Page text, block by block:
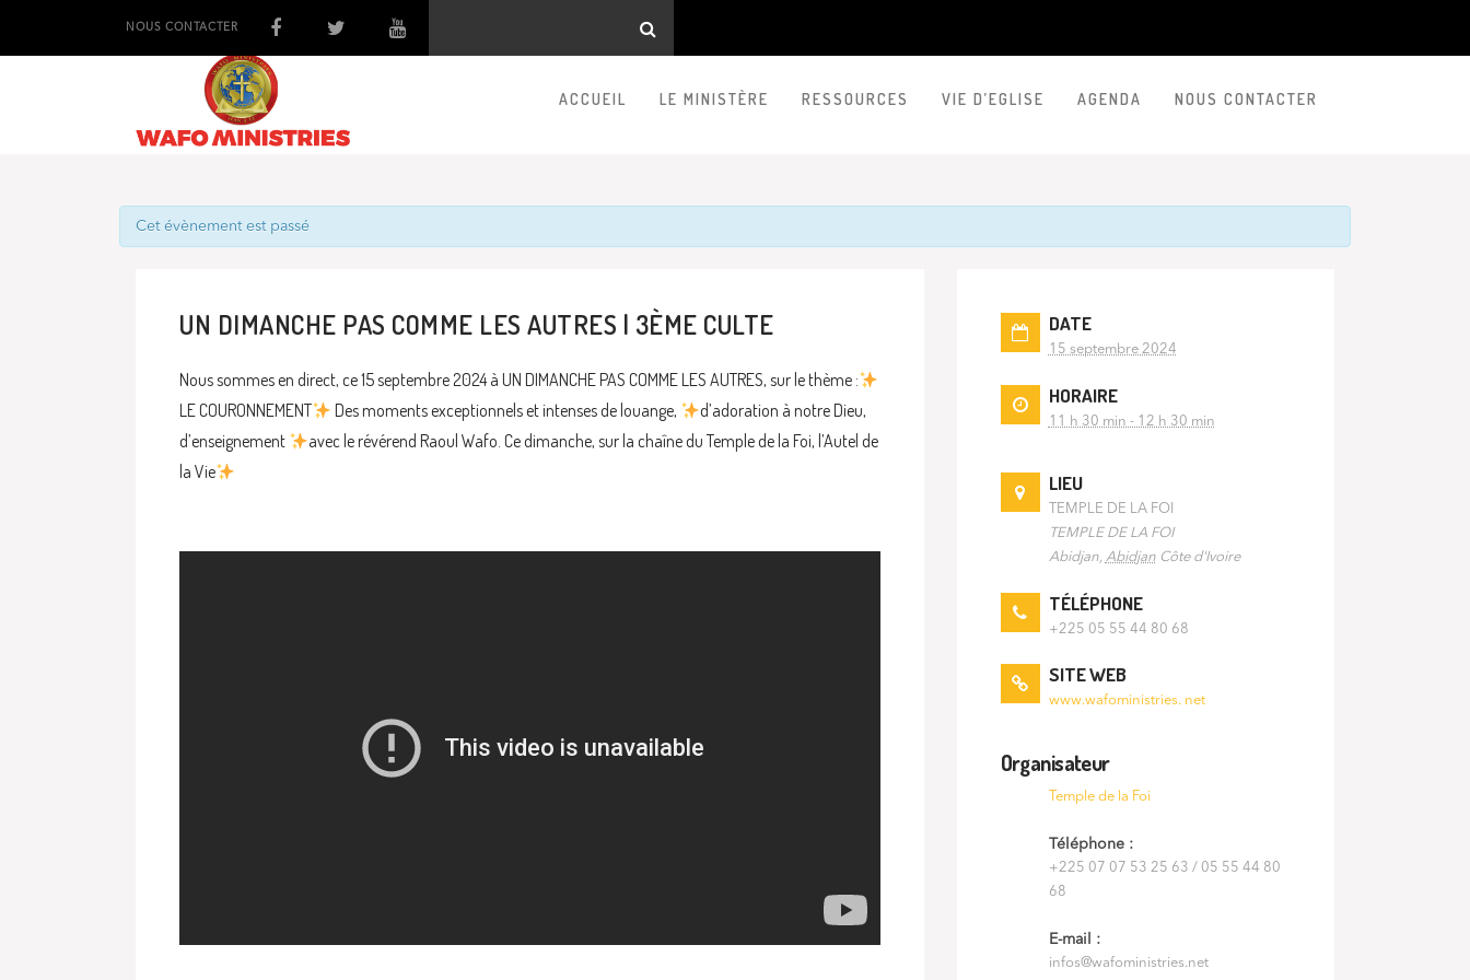
NOUS CONTACTER
ACCUEIL LE MINISTÈRE RESSOURCES VIE D’EGLISE AGENDA NOUS CONTACTER
Cet évènement est passé
UN DIMANCHE PAS COMME LES AUTRES | 3ÈME CULTE
Nous sommes en direct, ce 15 septembre 2024 à UN DIMANCHE PAS COMME LES AUTRES, sur le thème :
LE COURONNEMENT
Des moments exceptionnels et intenses de louange,
d’adoration à notre Dieu,
d’enseignement
avec le révérend Raoul Wafo. Ce dimanche, sur la chaîne du Temple de la Foi, l’Autel de
la Vie
DATE
15 septembre 2024
HORAIRE
11 h 30 min - 12 h 30 min
LIEU
TEMPLE DE LA FOI
TEMPLE DE LA FOI
Abidjan, Abidjan Côte d'Ivoire
TÉLÉPHONE
+225 05 55 44 80 68
SITE WEB
www.wafoministries. net
Organisateur
Temple de la Foi
Téléphone :
+225 07 07 53 25 63 / 05 55 44 80
68
E-mail :
infos@wafoministries.net